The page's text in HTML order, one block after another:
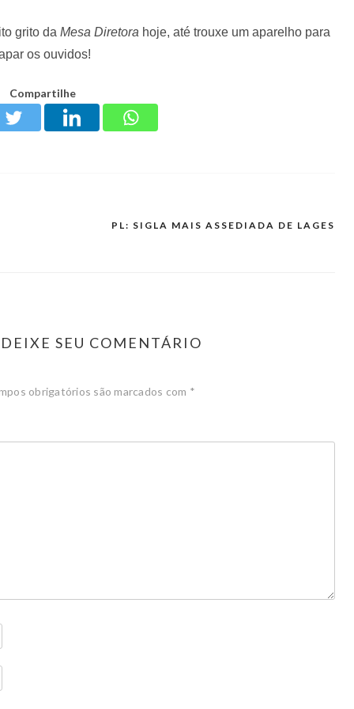
grito da Mesa Diretora hoje, até trouxe um aparelho para
os ouvidos!
Compartilhe
PL: SIGLA MAIS ASSEDIADA DE LAGES
DEIXE SEU COMENTÁRIO
obrigatórios são marcados com *